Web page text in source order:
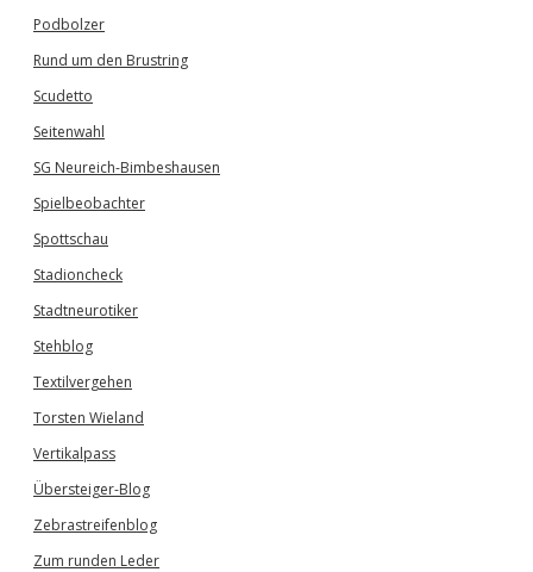
Podbolzer
Rund um den Brustring
Scudetto
Seitenwahl
SG Neureich-Bimbeshausen
Spielbeobachter
Spottschau
Stadioncheck
Stadtneurotiker
Stehblog
Textilvergehen
Torsten Wieland
Vertikalpass
Übersteiger-Blog
Zebrastreifenblog
Zum runden Leder